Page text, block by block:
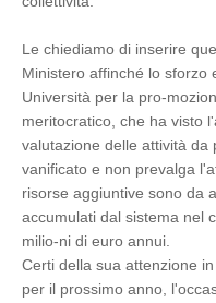
Le chiediamo di inserire
Ministero affinché lo sforzo
Università per la pro-
meritocratico, che ha visto
valutazione delle attività da
vanificato e non prevalga
risorse aggiuntive sono da
accumulati dal sistema nel
milio-ni di euro annui.
Certi della sua attenzione
per il prossimo anno,